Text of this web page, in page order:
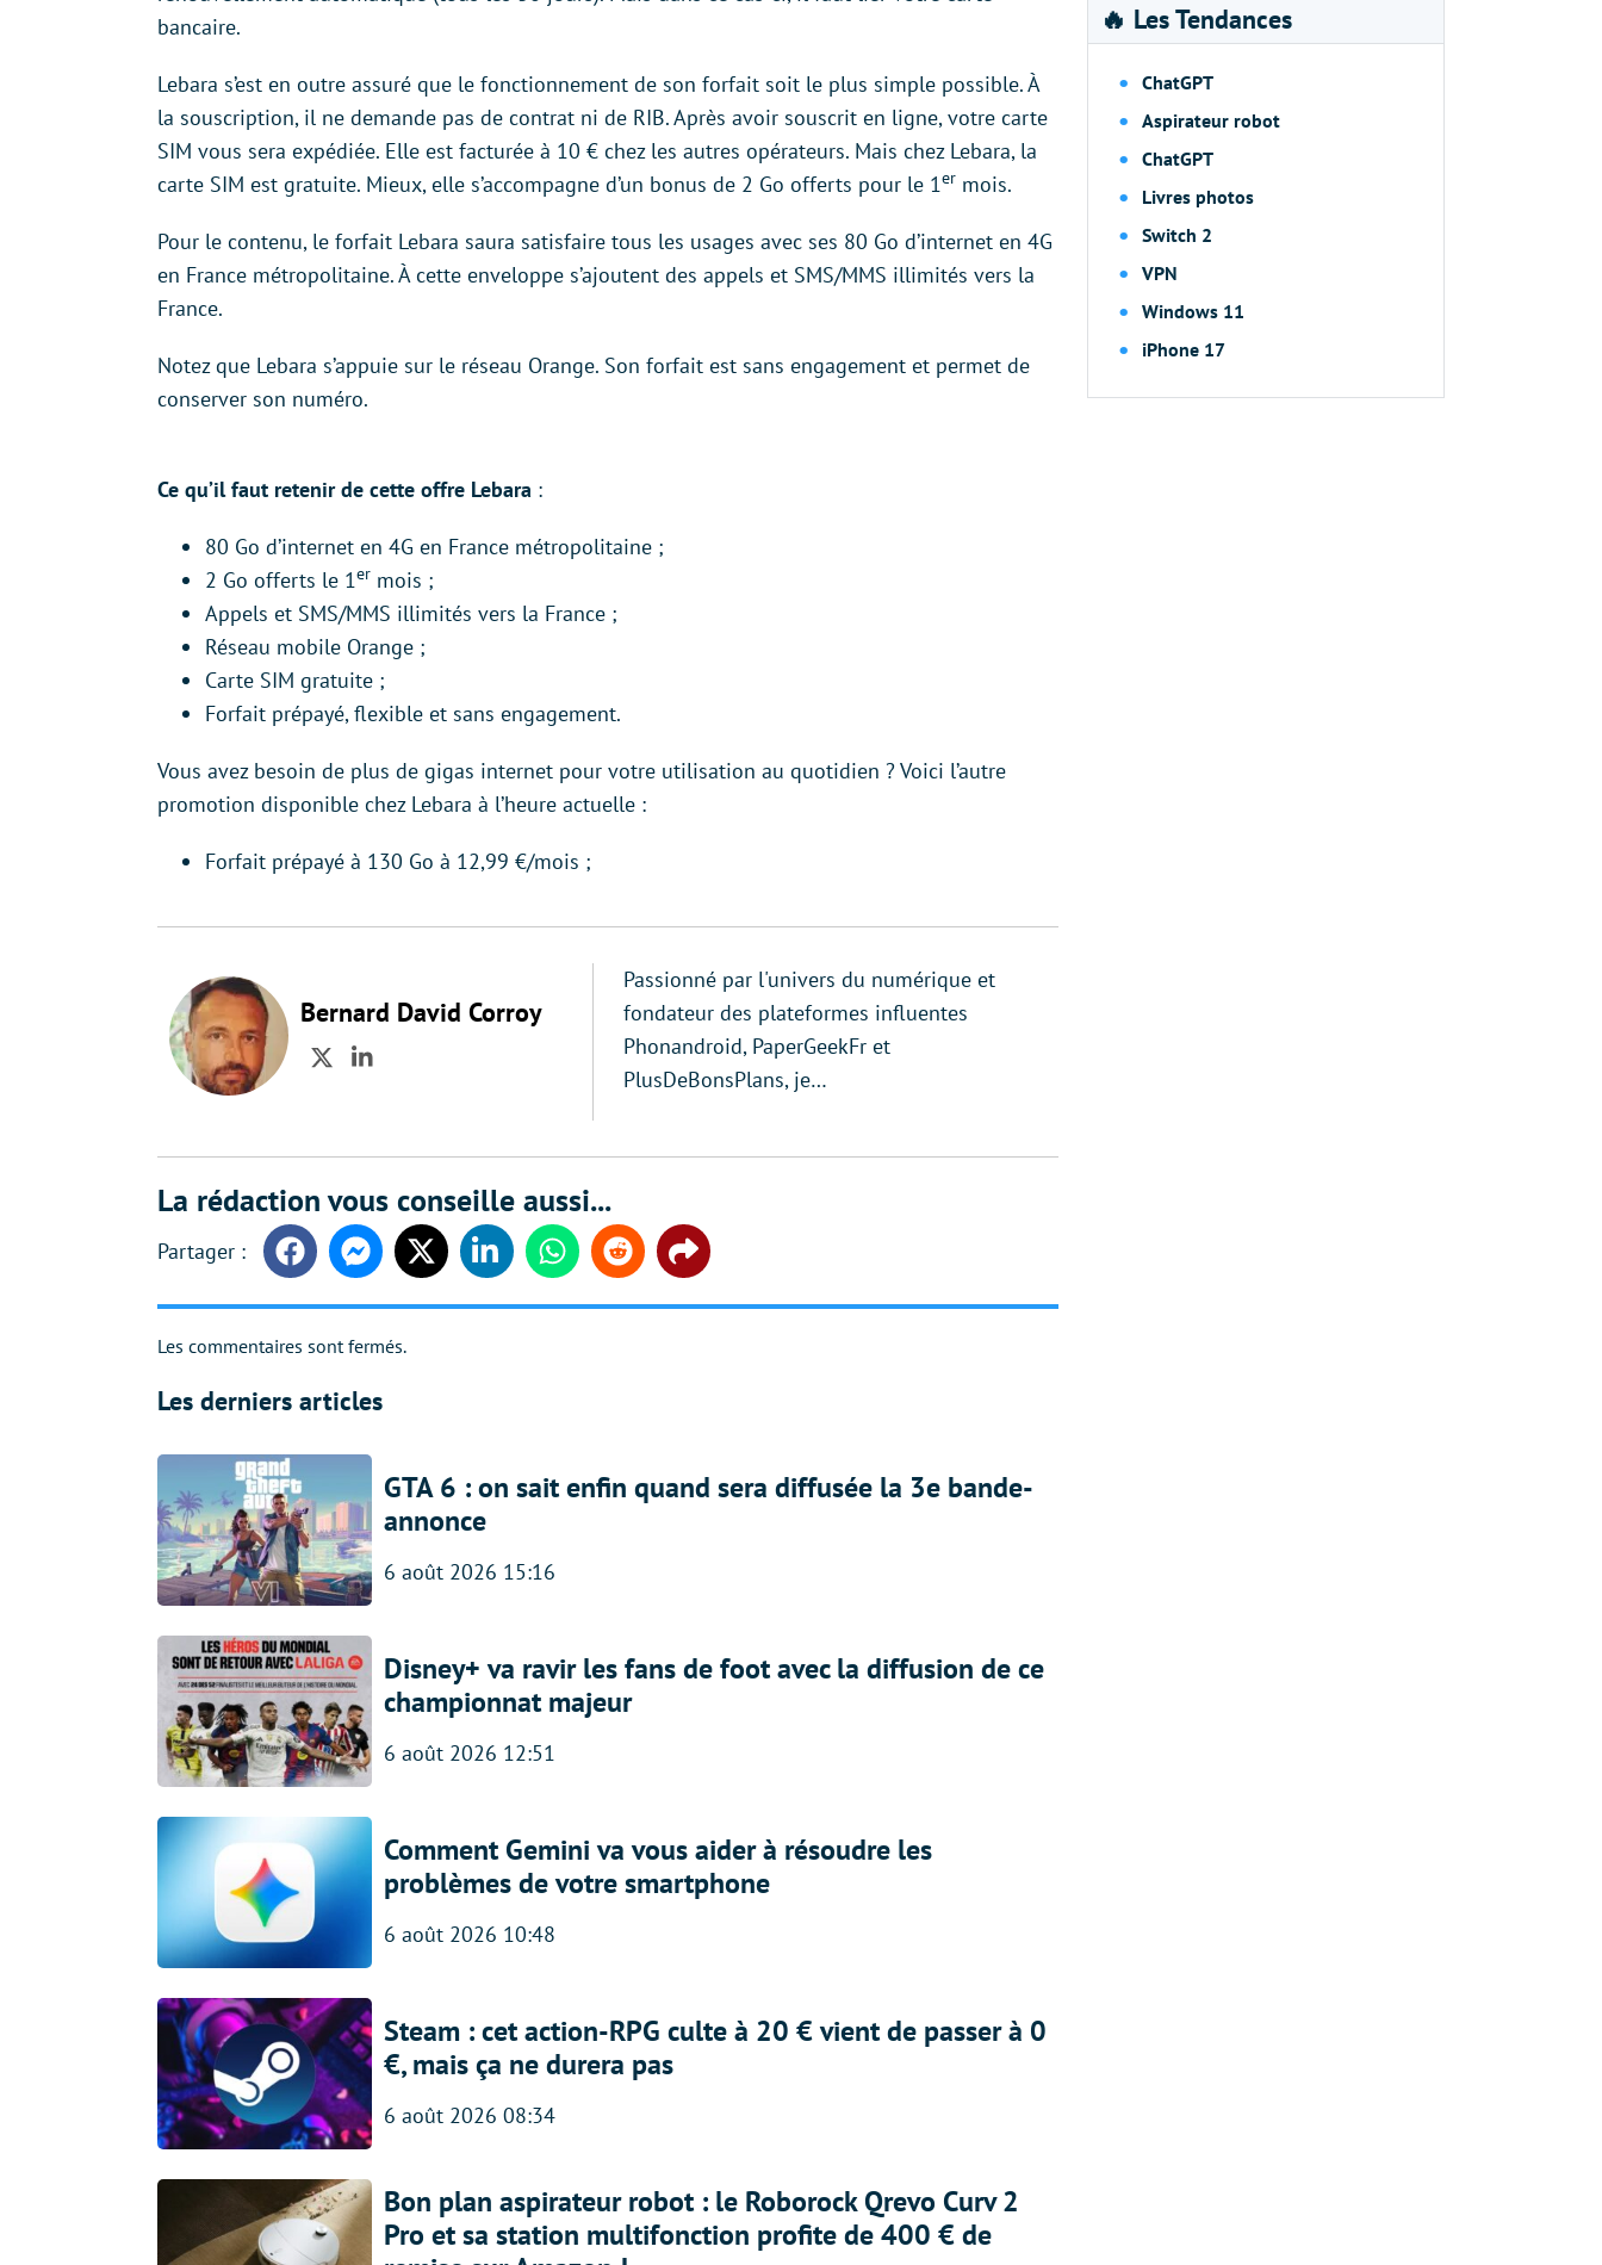
bancaire.
Lebara s’est en outre assuré que le fonctionnement de son forfait soit le plus simple possible. À
la souscription, il ne demande pas de contrat ni de RIB. Après avoir souscrit en ligne, votre carte
SIM vous sera expédiée. Elle est facturée à 10 € chez les autres opérateurs. Mais chez Lebara, la
carte SIM est gratuite. Mieux, elle s’accompagne d’un bonus de 2 Go offerts pour le 1er mois.
Pour le contenu, le forfait Lebara saura satisfaire tous les usages avec ses 80 Go d’internet en 4G
en France métropolitaine. À cette enveloppe s’ajoutent des appels et SMS/MMS illimités vers la
France.
Notez que Lebara s’appuie sur le réseau Orange. Son forfait est sans engagement et permet de
conserver son numéro.
Ce qu’il faut retenir de cette offre Lebara :
80 Go d’internet en 4G en France métropolitaine ;
2 Go offerts le 1er mois ;
Appels et SMS/MMS illimités vers la France ;
Réseau mobile Orange ;
Carte SIM gratuite ;
Forfait prépayé, flexible et sans engagement.
Vous avez besoin de plus de gigas internet pour votre utilisation au quotidien ? Voici l’autre
promotion disponible chez Lebara à l’heure actuelle :
Forfait prépayé à 130 Go à 12,99 €/mois ;
Bernard David Corroy
TwitterLinkedIn
Passionné par l'univers du numérique et
fondateur des plateformes influentes
Phonandroid, PaperGeekFr et
PlusDeBonsPlans, je…
La rédaction vous conseille aussi...
FacebookMessengerTwitter LinkedinWhatsappReddit Share
Les commentaires sont fermés.
Les derniers articles
GTA 6 : on sait enfin quand sera diffusée la 3e bande-
annonce
6 août 2026 15:16
Disney+ va ravir les fans de foot avec la diffusion de ce
championnat majeur
6 août 2026 12:51
Comment Gemini va vous aider à résoudre les
problèmes de votre smartphone
6 août 2026 10:48
Steam : cet action-RPG culte à 20 € vient de passer à 0
€, mais ça ne durera pas
6 août 2026 08:34
Bon plan aspirateur robot : le Roborock Qrevo Curv 2
Pro et sa station multifonction profite de 400 € de
🔥 Les Tendances
ChatGPT
Aspirateur robot
ChatGPT
Livres photos
Switch 2
VPN
Windows 11
iPhone 17